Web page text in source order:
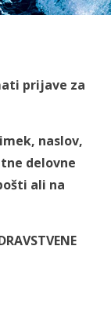
prijave za
naslov,
delovne
ali na